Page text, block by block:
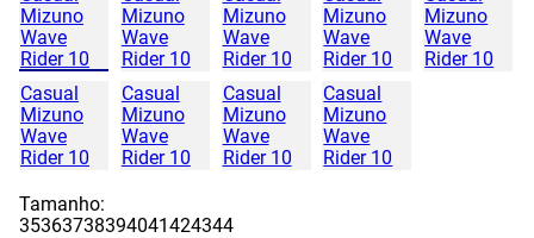
Tamanho:
35363738394041424344